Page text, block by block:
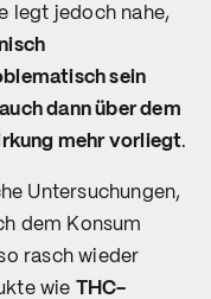
legt jedoch nahe,
sein
auch dann über dem
mehr vorliegt.
Untersuchungen,
dem Konsum
rasch wieder
wie
THC-